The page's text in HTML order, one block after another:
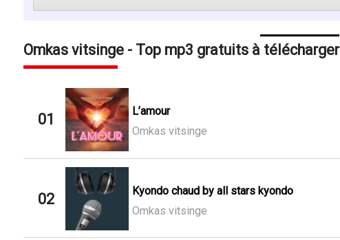
Omkas vitsinge - Top mp3 gratuits à télécharger
01
L’amour
Omkas vitsinge
02
Kyondo chaud by all stars kyondo
Omkas vitsinge